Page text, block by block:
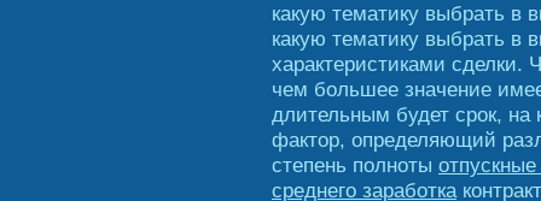
какую тематику выбрать в
какую тематику выбрать в
характеристиками
чем большее значение
длительным будет срок, на
фактор, определяющий
степень полноты
среднего заработка